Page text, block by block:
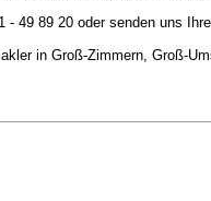
49 89 20 oder senden uns
in Groß-Zimmern, Groß-